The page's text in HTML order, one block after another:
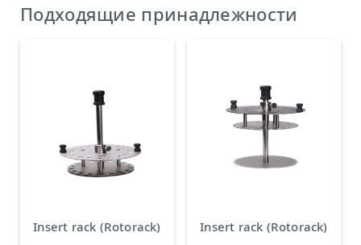
Подходящие принадлежности
Insert rack (Rotorack) Insert rack (Rotorack)